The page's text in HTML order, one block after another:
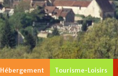
Hébergement Tourisme-Loisirs